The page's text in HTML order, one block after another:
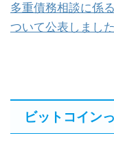
多重債務相談に係
ついて公表しました
ビットコイン